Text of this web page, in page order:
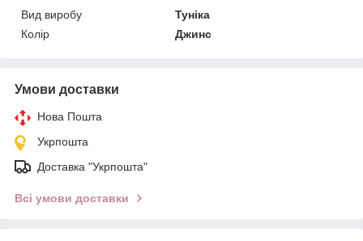
Вид виробу
Туніка
Колір
Джинс
Умови доставки
Нова Пошта
Укрпошта
Доставка "Укрпошта"
Всі умови доставки